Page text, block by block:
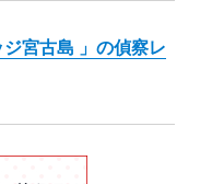
宮古島 」の偵察レ